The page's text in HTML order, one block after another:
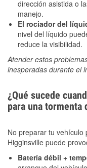
dirección asistida o
manejo.
El rociador del
nivel del líquido
reduce la visibilidad.
Atender estos
inesperadas durante el
¿Qué sucede
para una tormenta
No preparar tu vehículo
Higginsville puede
Batería débil +